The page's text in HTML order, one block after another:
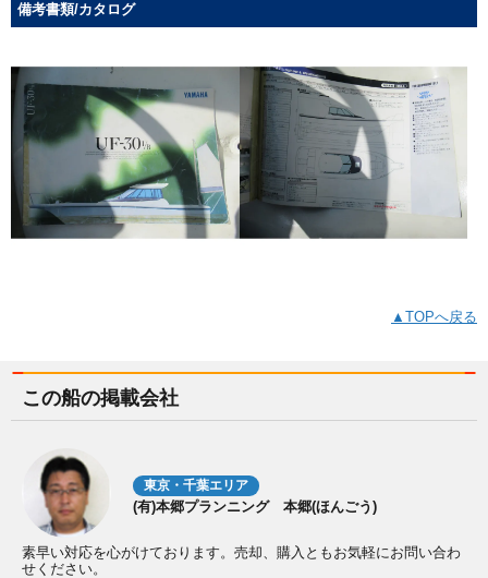
備考書類/カタログ
▲TOPへ戻る
この船の掲載会社
東京・千葉エリア
(有)本郷プランニング 本郷(ほんごう)
素早い対応を心がけております。売却、購入ともお気軽にお問い合わ
せください。